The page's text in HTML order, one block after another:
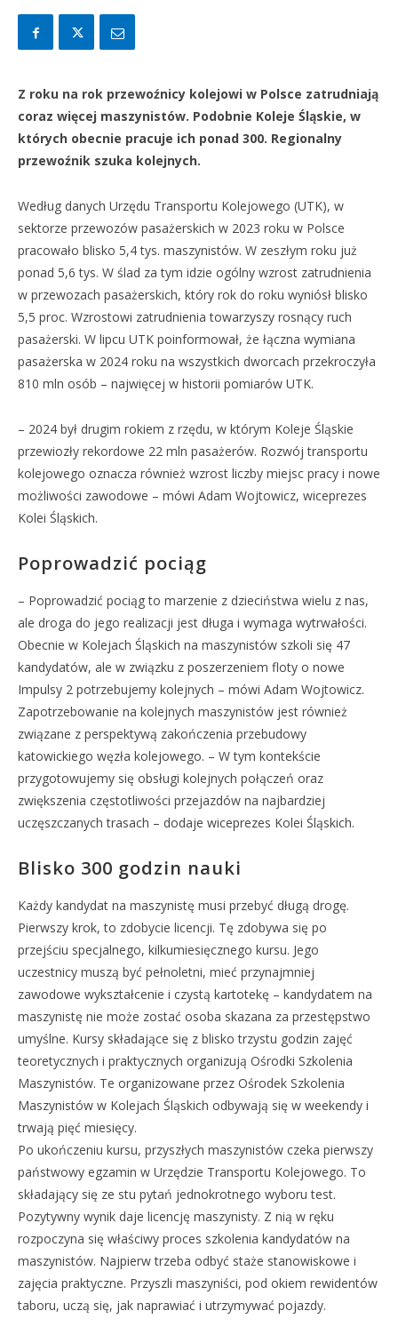
Z roku na rok przewoźnicy kolejowi w Polsce zatrudniają
coraz więcej maszynistów. Podobnie Koleje Śląskie, w
których obecnie pracuje ich ponad 300. Regionalny
przewoźnik szuka kolejnych.
Według danych Urzędu Transportu Kolejowego (UTK), w
sektorze przewozów pasażerskich w 2023 roku w Polsce
pracowało blisko 5,4 tys. maszynistów. W zeszłym roku już
ponad 5,6 tys. W ślad za tym idzie ogólny wzrost zatrudnienia
w przewozach pasażerskich, który rok do roku wyniósł blisko
5,5 proc. Wzrostowi zatrudnienia towarzyszy rosnący ruch
pasażerski. W lipcu UTK poinformował, że łączna wymiana
pasażerska w 2024 roku na wszystkich dworcach przekroczyła
810 mln osób – najwięcej w historii pomiarów UTK.
– 2024 był drugim rokiem z rzędu, w którym Koleje Śląskie
przewiozły rekordowe 22 mln pasażerów. Rozwój transportu
kolejowego oznacza również wzrost liczby miejsc pracy i nowe
możliwości zawodowe – mówi Adam Wojtowicz, wiceprezes
Kolei Śląskich.
Poprowadzić pociąg
– Poprowadzić pociąg to marzenie z dzieciństwa wielu z nas,
ale droga do jego realizacji jest długa i wymaga wytrwałości.
Obecnie w Kolejach Śląskich na maszynistów szkoli się 47
kandydatów, ale w związku z poszerzeniem floty o nowe
Impulsy 2 potrzebujemy kolejnych – mówi Adam Wojtowicz.
Zapotrzebowanie na kolejnych maszynistów jest również
związane z perspektywą zakończenia przebudowy
katowickiego węzła kolejowego. – W tym kontekście
przygotowujemy się obsługi kolejnych połączeń oraz
zwiększenia częstotliwości przejazdów na najbardziej
uczęszczanych trasach – dodaje wiceprezes Kolei Śląskich.
Blisko 300 godzin nauki
Każdy kandydat na maszynistę musi przebyć długą drogę.
Pierwszy krok, to zdobycie licencji. Tę zdobywa się po
przejściu specjalnego, kilkumiesięcznego kursu. Jego
uczestnicy muszą być pełnoletni, mieć przynajmniej
zawodowe wykształcenie i czystą kartotekę – kandydatem na
maszynistę nie może zostać osoba skazana za przestępstwo
umyślne. Kursy składające się z blisko trzystu godzin zajęć
teoretycznych i praktycznych organizują Ośrodki Szkolenia
Maszynistów. Te organizowane przez Ośrodek Szkolenia
Maszynistów w Kolejach Śląskich odbywają się w weekendy i
trwają pięć miesięcy.
Po ukończeniu kursu, przyszłych maszynistów czeka pierwszy
państwowy egzamin w Urzędzie Transportu Kolejowego. To
składający się ze stu pytań jednokrotnego wyboru test.
Pozytywny wynik daje licencję maszynisty. Z nią w ręku
rozpoczyna się właściwy proces szkolenia kandydatów na
maszynistów. Najpierw trzeba odbyć staże stanowiskowe i
zajęcia praktyczne. Przyszli maszyniści, pod okiem rewidentów
taboru, uczą się, jak naprawiać i utrzymywać pojazdy.